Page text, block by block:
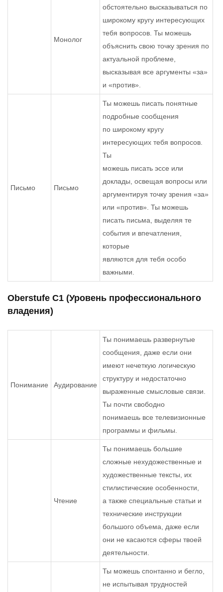
Монолог
обстоятельно высказываться по
широкому кругу интересующих
тебя вопросов. Ты можешь
объяснить свою точку зрения по
актуальной проблеме,
высказывая все аргументы «за»
и «против».
Письмо Письмо
Ты можешь писать понятные
подробные сообщения
по широкому кругу
интересующих тебя вопросов.
Ты
можешь писать эссе или
доклады, освещая вопросы или
аргументируя точку зрения «за»
или «против». Ты можешь
писать письма, выделяя те
события и впечатления,
которые
являются для тебя особо
важными.
Oberstufe С1 (Уровень профессионального
владения)
Понимание Аудирование
Ты понимаешь развернутые
сообщения, даже если они
имеют нечеткую логическую
структуру и недостаточно
выраженные смысловые связи.
Ты почти свободно
понимаешь все телевизионные
программы и фильмы.
Чтение
Ты понимаешь большие
сложные нехудожественные и
художественные тексты, их
стилистические особенности,
а также специальные статьи и
технические инструкции
большого объема, даже если
они не касаются сферы твоей
деятельности.
Ты можешь спонтанно и бегло,
не испытывая трудностей